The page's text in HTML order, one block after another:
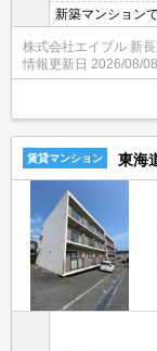
新築マンション
ト無料。追い焚
クインクローゼ
株式会社エイブル 新
情報更新日 2026/08/08
賃貸マンション 東海